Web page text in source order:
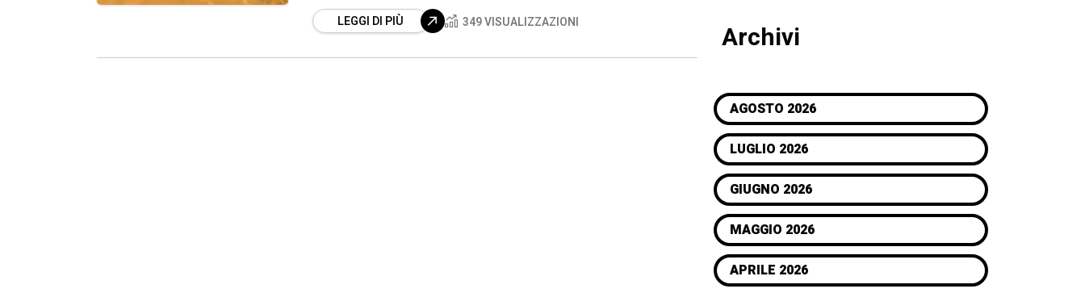
LEGGI DI PIÙ 349 VISUALIZZAZIONI Archivi
AGOSTO 2026
LUGLIO 2026
GIUGNO 2026
MAGGIO 2026
APRILE 2026